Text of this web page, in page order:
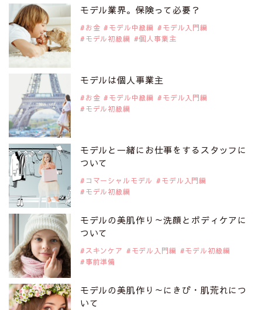
是非ご覧ください。
注目モデル 水原佑果さん
2019年9月29日
是非ご覧ください。
注目モデル CHIHARUさん
2019年9月29日
注目モデルを1名追加いたしました。
是非ご覧ください。
注目モデル 藤井サチさん
2019年9月29日
注目モデルを1名追加いたしました。
是非ご覧ください。
大注目のモデル10人
2019年9月29日
注目モデルを1名追加いたしました。
是非ご覧ください。
注目のアジア系モデル
モデル業界。保険って必要？
お金 モデル中級編
モデル入門編
モデル初級編
個人事業主
モデルは個人事業主
お金 モデル中級編
モデル入門編
モデル初級編
モデルと一緒にお仕事をするスタッフに
ついて
コマーシャルモデル
モデル入門編
モデル初級編
モデルの美肌作り～洗顔とボディケアに
ついて
スキンケア モデル入門編
モデル初級編
事前準備
モデルの美肌作り～にきび・肌荒れにつ
いて